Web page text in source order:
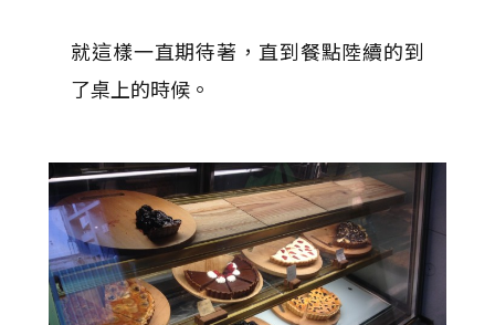
就這樣一直期待著，直到餐點陸續的到
了桌上的時候。